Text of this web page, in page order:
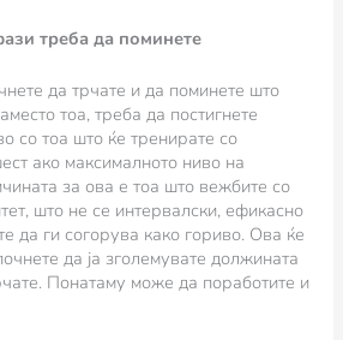
треба да поминете
да трчате и да поминете што
тоа, треба да постигнете
со тоа што ќе тренирате со
ако максималното ниво на
за ова е тоа што вежбите со
што не се интервалски, ефикасно
да ги согорува како гориво. Ова ќе
да ја зголемувате должината
Понатаму може да поработите и